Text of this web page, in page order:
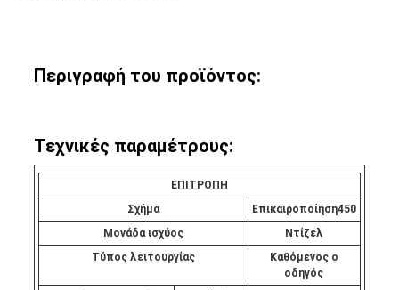
Περιγραφή του προϊόντος:
Τεχνικές παραμέτρους:
ΕΠΙΤΡΟΠΗ
Σχήμα
Επικαιροποίηση450
Μονάδα ισχύος
Ντίζελ
Τύπος λειτουργίας
Καθόμενος ο
οδηγός